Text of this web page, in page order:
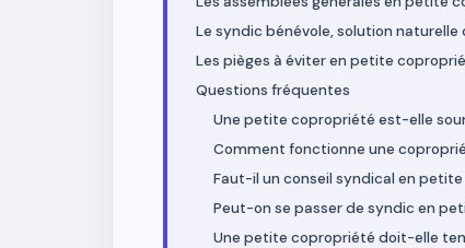
Le syndic bénévole, solution
Les pièges à éviter en petite
Questions fréquentes
Une petite copropriété est-elle
Comment fonctionne une
Faut-il un conseil syndical en
Peut-on se passer de syndic en
Une petite copropriété doit-elle